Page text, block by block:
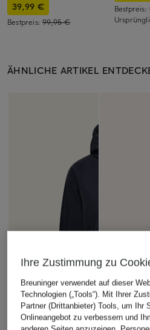
39,99 €
Bestpreis:99,95 €
Bestpreis:
ÄHNLICHE ARTIKEL
Ihre Zustimmung zu
Breuninger verwendet auf dieser
Technologien („Tools“). Mit Ihrer
Partner (Drittanbieter) Tools, um Ihr
Onlineangebot zu verbessern und